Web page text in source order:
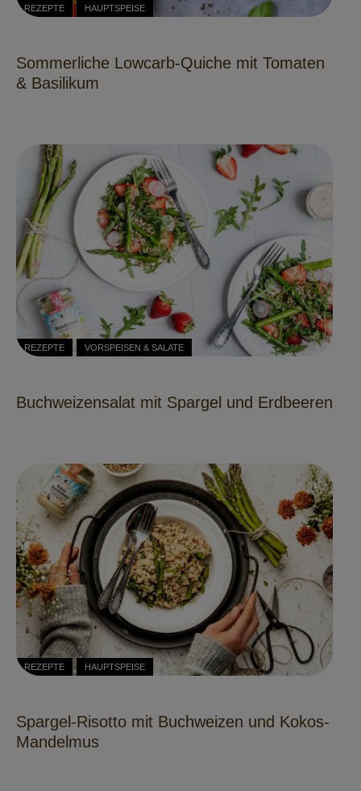
REZEPTE HAUPTSPEISE
Sommerliche Lowcarb-Quiche mit Tomaten
& Basilikum
REZEPTE VORSPEISEN & SALATE
Buchweizensalat mit Spargel und Erdbeeren
REZEPTE HAUPTSPEISE
Spargel-Risotto mit Buchweizen und Kokos-
Mandelmus